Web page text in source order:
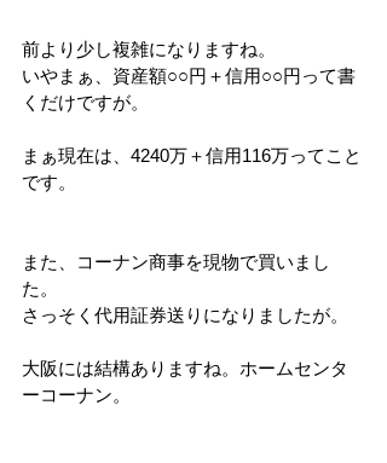
前より少し複雑になりますね。
いやまぁ、資産額○○円＋信用○○円って書
くだけですが。
まぁ現在は、4240万＋信用116万ってこと
です。
また、コーナン商事を現物で買いまし
た。
さっそく代用証券送りになりましたが。
大阪には結構ありますね。ホームセンタ
ーコーナン。